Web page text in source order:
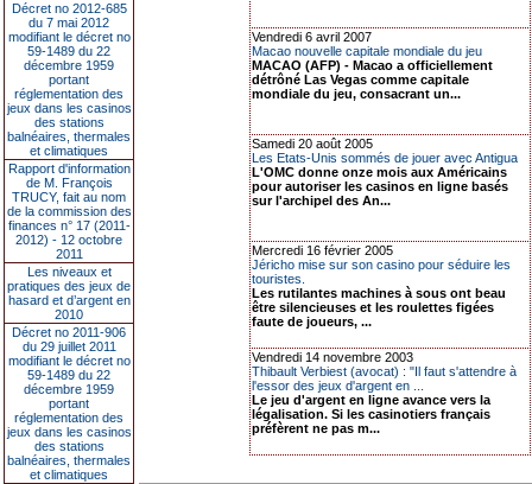
Décret no 2012-685
du 7 mai 2012
modifiant le décret no
59-1489 du 22
décembre 1959
portant
réglementation des
jeux dans les casinos
des stations
balnéaires, thermales
et climatiques
Rapport d'information
de M. François
TRUCY, fait au nom
de la commission des
finances n° 17 (2011-
2012) - 12 octobre
2011
Les niveaux et
pratiques des jeux de
hasard et d’argent en
2010
Décret no 2011-906
du 29 juillet 2011
modifiant le décret no
59-1489 du 22
décembre 1959
portant
réglementation des
jeux dans les casinos
des stations
balnéaires, thermales
et climatiques
Vendredi 6 avril 2007
Macao nouvelle capitale mondiale du jeu
MACAO (AFP) - Macao a officiellement
détrôné Las Vegas comme capitale
mondiale du jeu, consacrant un...
Samedi 20 août 2005
Les Etats-Unis sommés de jouer avec Antigua
L'OMC donne onze mois aux Américains
pour autoriser les casinos en ligne basés
sur l'archipel des An...
Mercredi 16 février 2005
Jéricho mise sur son casino pour séduire les
touristes.
Les rutilantes machines à sous ont beau
être silencieuses et les roulettes figées
faute de joueurs, ...
Vendredi 14 novembre 2003
Thibault Verbiest (avocat) : "Il faut s'attendre à
l'essor des jeux d'argent en ...
Le jeu d'argent en ligne avance vers la
légalisation. Si les casinotiers français
préfèrent ne pas m...